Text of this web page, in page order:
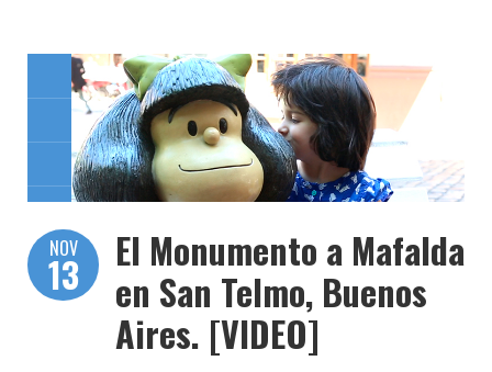
NOV
13
El Monumento a Mafalda
en San Telmo, Buenos
Aires. [VIDEO]